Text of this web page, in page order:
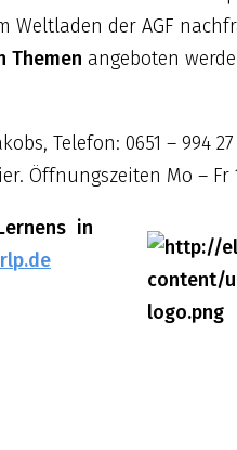
der AGF
Themen angeboten
Telefon: 0651 – 994
Öffnungszeiten Mo – Fr
in